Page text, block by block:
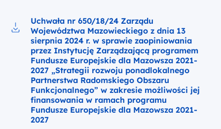
Pobierz do pliku Uchwała nr 650/18/24
Uchwała nr 650/18/24 Zarządu
Województwa Mazowieckiego z dnia 13
sierpnia 2024 r. w sprawie zaopiniowania
przez Instytucję Zarządzającą programem
Fundusze Europejskie dla Mazowsza 2021-
2027 „Strategii rozwoju ponadlokalnego
Partnerstwa Radomskiego Obszaru
Funkcjonalnego” w zakresie możliwości jej
finansowania w ramach programu
Fundusze Europejskie dla Mazowsza 2021-
2027